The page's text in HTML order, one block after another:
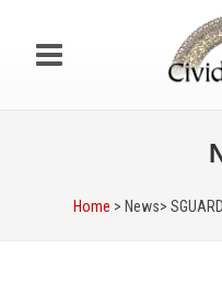
Home > News>